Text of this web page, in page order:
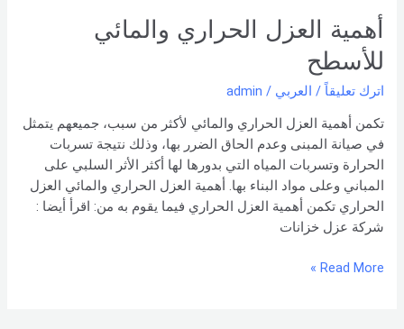
أهمية العزل الحراري والمائي
للأسطح
اترك تعليقاً / العربي /
admin
تكمن أهمية العزل الحراري والمائي لأكثر من سبب، جميعهم يتمثل
في صيانة المبنى وعدم الحاق الضرر بها، وذلك نتيجة تسربات
الحرارة وتسربات المياه التي بدورها لها أكثر الأثر السلبي على
المباني وعلى مواد البناء بها. أهمية العزل الحراري والمائي العزل
الحراري تكمن أهمية العزل الحراري فيما يقوم به من: اقرأ أيضا :
شركة عزل خزانات
الحراري
والمائي
للأسطح
Read More »